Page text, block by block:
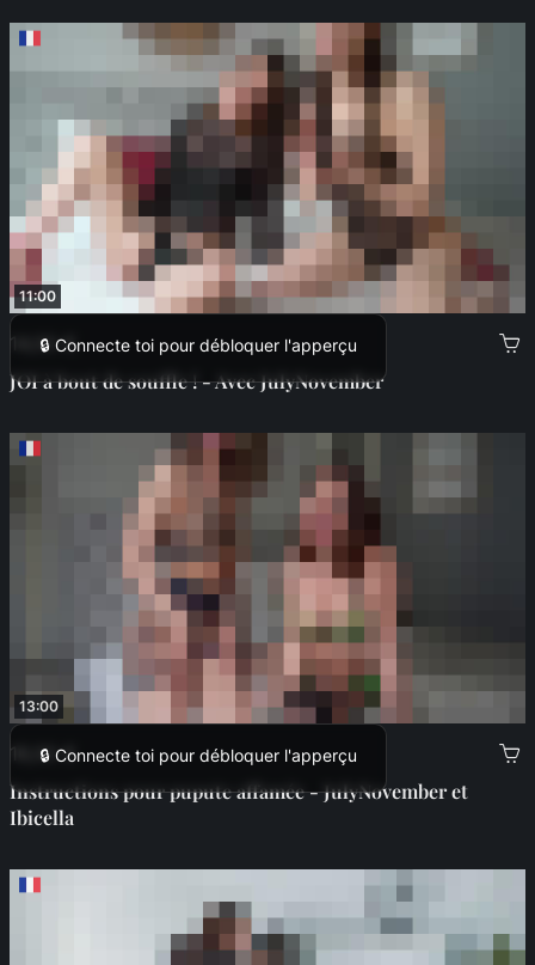
11:00
🔒 Connecte toi pour débloquer l'apperçu
14,00 €
JOI à bout de souffle ! - Avec JulyNovember
13:00
🔒 Connecte toi pour débloquer l'apperçu
16,00 €
Instructions pour pupute affamée - JulyNovember et
Ibicella